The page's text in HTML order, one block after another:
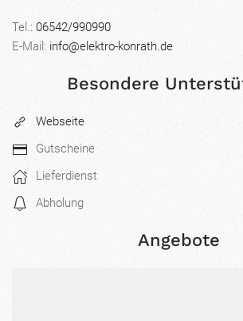
Tel.: 06542/990990
E-Mail: info@elektro-konrath.de
Besondere
Webseite
Gutscheine
Lieferdienst
Abholung
Angebote